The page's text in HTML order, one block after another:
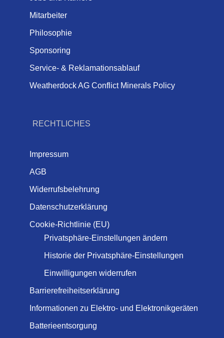
Mitarbeiter
Philosophie
Sponsoring
Service- & Reklamationsablauf
Weatherdock AG Conflict Minerals Policy
RECHTLICHES
Impressum
AGB
Widerrufsbelehrung
Datenschutzerklärung
Cookie-Richtlinie (EU)
Privatsphäre-Einstellungen ändern
Historie der Privatsphäre-Einstellungen
Einwilligungen widerrufen
Barrierefreiheitserklärung
Informationen zu Elektro- und Elektronikgeräten
Batterieentsorgung